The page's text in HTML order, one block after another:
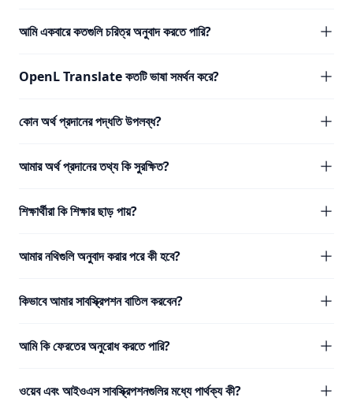
আমি একবারে কতগুলি চরিত্র অনুবাদ করতে পারি?
OpenL Translate কতটি ভাষা সমর্থন করে?
কোন অর্থ প্রদানের পদ্ধতি উপলব্ধ?
আমার অর্থ প্রদানের তথ্য কি সুরক্ষিত?
শিক্ষার্থীরা কি শিক্ষার ছাড় পায়?
আমার নথিগুলি অনুবাদ করার পরে কী হবে?
কিভাবে আমার সাবস্ক্রিপশন বাতিল করবেন?
আমি কি ফেরতের অনুরোধ করতে পারি?
ওয়েব এবং আইওএস সাবস্ক্রিপশনগুলির মধ্যে পার্থক্য কী?